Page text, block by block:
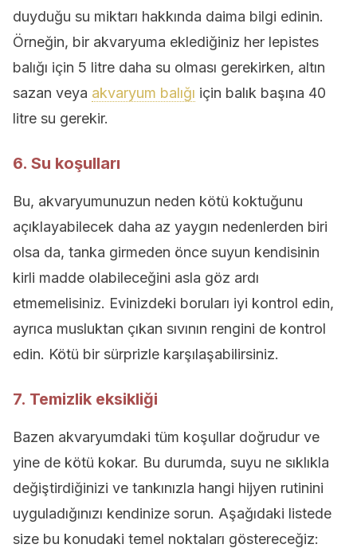
duyduğu su miktarı hakkında daima bilgi edinin.
Örneğin, bir akvaryuma eklediğiniz her lepistes
balığı için 5 litre daha su olması gerekirken, altın
sazan veya akvaryum balığı için balık başına 40
litre su gerekir.
6. Su koşulları
Bu, akvaryumunuzun neden kötü koktuğunu
açıklayabilecek daha az yaygın nedenlerden biri
olsa da, tanka girmeden önce suyun kendisinin
kirli madde olabileceğini asla göz ardı
etmemelisiniz. Evinizdeki boruları iyi kontrol edin,
ayrıca musluktan çıkan sıvının rengini de kontrol
edin. Kötü bir sürprizle karşılaşabilirsiniz.
7. Temizlik eksikliği
Bazen akvaryumdaki tüm koşullar doğrudur ve
yine de kötü kokar. Bu durumda, suyu ne sıklıkla
değiştirdiğinizi ve tankınızla hangi hijyen rutinini
uyguladığınızı kendinize sorun. Aşağıdaki listede
size bu konudaki temel noktaları göstereceğiz: